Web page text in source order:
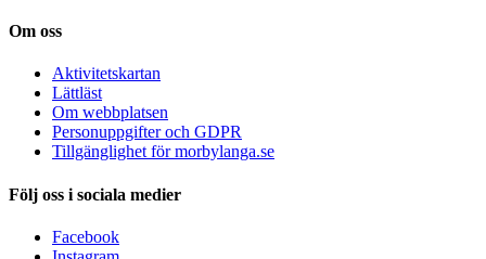
Om oss
Aktivitetskartan
Lättläst
Om webbplatsen
Personuppgifter och GDPR
Tillgänglighet för morbylanga.se
Följ oss i sociala medier
Facebook